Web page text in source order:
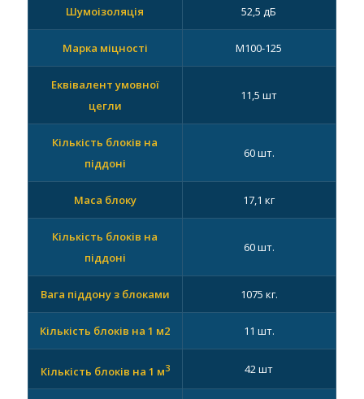
Шумоізоляція 52,5 дБ
Марка міцності М100-125
Еквівалент умовної
цегли
11,5 шт
Кількість блоків на
піддоні
60 шт.
Маса блоку 17,1 кг
Кількість блоків на
піддоні
60 шт.
Вага піддону з блоками 1075 кг.
Кількість блоків на 1 м2 11 шт.
Кількість блоків на 1 м3 42 шт